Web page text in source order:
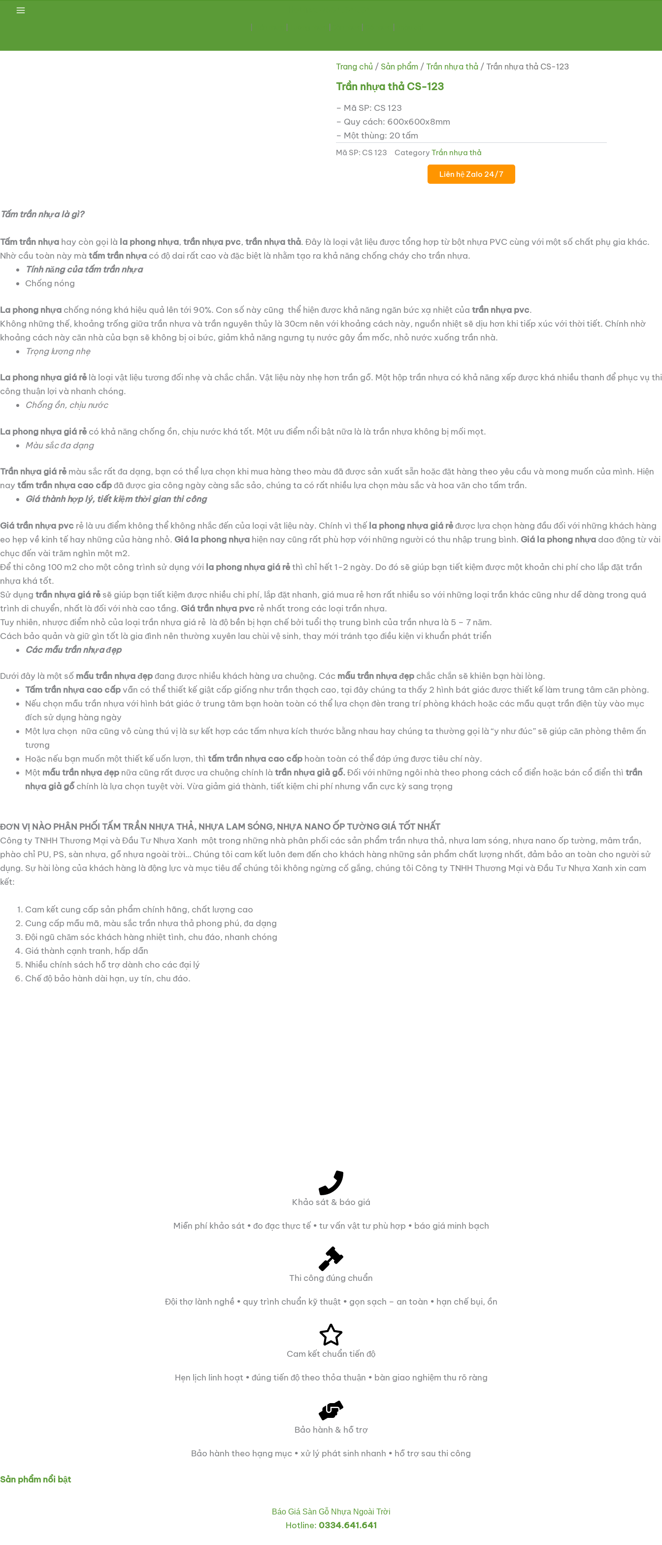
Main
Trang chủ / Sản phẩm / Trần nhựa thả / Trần nhựa thả CS-123
Trần nhựa thả CS-123
– Mã SP: CS 123
– Quy cách: 600x600x8mm
– Một thùng: 20 tấm
Mã SP: CS 123 Category Trần nhựa thả
Liên hệ Zalo 24/7
Tấm trần nhựa là gì?
Tấm trần nhựa hay còn gọi là la phong nhựa, trần nhựa pvc, trần nhựa thả. Đây là loại vật liệu được tổng hợp từ bột nhựa PVC cùng với một số chất phụ gia khác.
Nhờ cầu toàn này mà tấm trần nhựa có độ dai rất cao và đặc biệt là nhằm tạo ra khả năng chống cháy cho trần nhựa.
Tính năng của tấm trần nhựa
Chống nóng
La phong nhựa chống nóng khá hiệu quả lên tới 90%. Con số này cũng thể hiện được khả năng ngăn bức xạ nhiệt của trần nhựa pvc.
Không những thế, khoảng trống giữa trần nhựa và trần nguyên thủy là 30cm nên với khoảng cách này, nguồn nhiệt sẽ dịu hơn khi tiếp xúc với thời tiết. Chính nhờ
khoảng cách này căn nhà của bạn sẽ không bị oi bức, giảm khả năng ngưng tụ nước gây ẩm mốc, nhỏ nước xuống trần nhà.
Trọng lượng nhẹ
La phong nhựa giá rẻ là loại vật liệu tương đối nhẹ và chắc chắn. Vật liệu này nhẹ hơn trần gỗ. Một hộp trần nhựa có khả năng xếp được khá nhiều thanh để phục vụ thi
công thuận lợi và nhanh chóng.
Chống ồn, chịu nước
La phong nhựa giá rẻ có khả năng chống ồn, chịu nước khá tốt. Một ưu điểm nổi bật nữa là là trần nhựa không bị mối mọt.
Màu sắc đa dạng
Trần nhựa giá rẻ màu sắc rất đa dạng, bạn có thể lựa chọn khi mua hàng theo màu đã được sản xuất sẵn hoặc đặt hàng theo yêu cầu và mong muốn của mình. Hiện
nay tấm trần nhựa cao cấpđã được gia công ngày càng sắc sảo, chúng ta có rất nhiều lựa chọn màu sắc và hoa văn cho tấm trần.
Giá thành hợp lý, tiết kiệm thời gian thi công
Giá trần nhựa pvc rẻ là ưu điểm không thể không nhắc đến của loại vật liệu này. Chính vì thế la phong nhựa giá rẻđược lựa chọn hàng đầu đối với những khách hàng
eo hẹp về kinh tế hay những của hàng nhỏ. Giá la phong nhựa hiện nay cũng rất phù hợp với những người có thu nhập trung bình. Giá la phong nhựa dao động từ vài
chục đến vài trăm nghìn một m2.
Để thi công 100 m2 cho một công trình sử dụng với la phong nhựa giá rẻthì chỉ hết 1-2 ngày. Do đó sẽ giúp bạn tiết kiệm được một khoản chi phí cho lắp đặt trần
nhựa khá tốt.
Sử dụng trần nhựa giá rẻ sẽ giúp bạn tiết kiệm được nhiều chi phí, lắp đặt nhanh, giá mua rẻ hơn rất nhiều so với những loại trần khác cũng như dễ dàng trong quá
trình di chuyển, nhất là đối với nhà cao tầng. Giá trần nhựa pvc rẻ nhất trong các loại trần nhựa.
Tuy nhiên, nhược điểm nhỏ của loại trần nhựa giá rẻ là độ bền bị hạn chế bởi tuổi thọ trung bình của trần nhựa là 5 – 7 năm.
Cách bảo quản và giữ gìn tốt là gia đình nên thường xuyên lau chùi vệ sinh, thay mới tránh tạo điều kiện vi khuẩn phát triển
Các mẫu trần nhựa đẹp
Dưới đây là một số mẫu trần nhựa đẹpđang được nhiều khách hàng ưa chuộng. Các mẫu trần nhựa đẹp chắc chắn sẽ khiên bạn hài lòng.
Tấm trần nhựa cao cấpvẫn có thể thiết kế giật cấp giống như trần thạch cao, tại đây chúng ta thấy 2 hình bát giác được thiết kế làm trung tâm căn phòng.
Nếu chọn mẫu trần nhựa với hình bát giác ở trung tâm bạn hoàn toàn có thể lựa chọn đèn trang trí phòng khách hoặc các mẫu quạt trần điện tùy vào mục
đích sử dụng hàng ngày
Một lựa chọn nữa cũng vô cùng thú vị là sự kết hợp các tấm nhựa kích thước bằng nhau hay chúng ta thường gọi là “y như đúc” sẽ giúp căn phòng thêm ấn
tượng
Hoặc nếu bạn muốn một thiết kế uốn lượn, thì tấm trần nhựa cao cấp hoàn toàn có thể đáp ứng được tiêu chí này.
Một mẫu trần nhựa đẹp nữa cũng rất được ưa chuộng chính là trần nhựa giả gỗ.Đối với những ngôi nhà theo phong cách cổ điển hoặc bán cổ điển thì trần
nhựa giả gỗ chính là lựa chọn tuyệt vời. Vừa giảm giá thành, tiết kiệm chi phí nhưng vẫn cực kỳ sang trọng
ĐƠN VỊ NÀO PHÂN PHỐI TẤM TRẦN NHỰA THẢ, NHỰA LAM SÓNG, NHỰA NANO ỐP TƯỜNG GIÁ TỐT NHẤT
Công ty TNHH Thương Mại và Đầu Tư Nhựa Xanh một trong những nhà phân phối các sản phẩm trần nhựa thả, nhựa lam sóng, nhựa nano ốp tường, mâm trần,
phào chỉ PU, PS, sàn nhựa, gỗ nhựa ngoài trời… Chúng tôi cam kết luôn đem đến cho khách hàng những sản phẩm chất lượng nhất, đảm bảo an toàn cho người sử
dụng. Sự hài lòng của khách hàng là động lực và mục tiêu để chúng tôi không ngừng cố gắng, chúng tôi Công ty TNHH Thương Mại và Đầu Tư Nhựa Xanh xin cam
kết:
Cam kết cung cấp sản phẩm chính hãng, chất lượng cao
Cung cấp mẫu mã, màu sắc trần nhựa thả phong phú, đa dạng
Đội ngũ chăm sóc khách hàng nhiệt tình, chu đáo, nhanh chóng
Giá thành cạnh tranh, hấp dẫn
Nhiều chính sách hỗ trợ dành cho các đại lý
Chế độ bảo hành dài hạn, uy tín, chu đáo.
Khảo sát & báo giá
Miễn phí khảo sát • đo đạc thực tế • tư vấn vật tư phù hợp • báo giá minh bạch
Thi công đúng chuẩn
Đội thợ lành nghề • quy trình chuẩn kỹ thuật • gọn sạch – an toàn • hạn chế bụi, ồn
Cam kết chuẩn tiến độ
Hẹn lịch linh hoạt • đúng tiến độ theo thỏa thuận • bàn giao nghiệm thu rõ ràng
Bảo hành & hỗ trợ
Bảo hành theo hạng mục • xử lý phát sinh nhanh • hỗ trợ sau thi công
Sản phẩm nổi bật
Báo Giá Sàn Gỗ Nhựa Ngoài Trời
Hotline: 0334.641.641